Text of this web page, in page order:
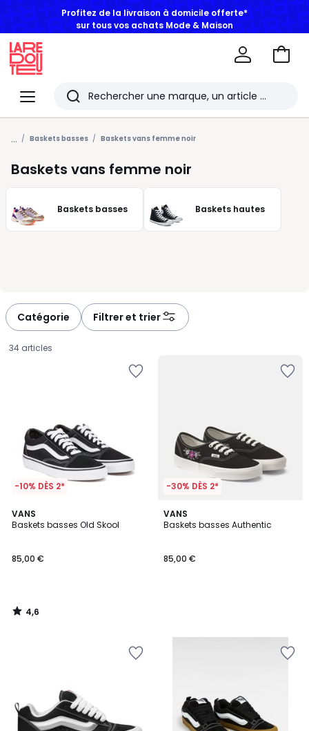
Profitez de la livraison à domicile offerte*
sur tous vos achats Mode & Maison
Menu
Redoute
Rechercher
Les
derniers
articles
consultés
Aller
... Baskets basses Baskets vans femme noir
Baskets vans femme noir
Baskets basses Baskets hautes
Catégorie Filtrer et trier
34 articles
-10% DÈS 2*
VANS
Baskets basses Old Skool
€.
85,00 €
4,6
/ 5
4,6
/
-30% DÈS 2*
VANS
Baskets basses Authentic
85,00 €